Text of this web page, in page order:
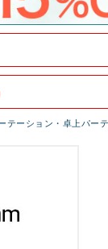
テーション・卓上パー